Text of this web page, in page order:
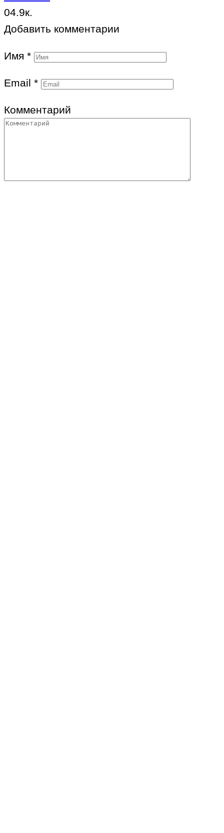
04.9к.
Добавить комментарии
Имя *
Email *
Комментарий